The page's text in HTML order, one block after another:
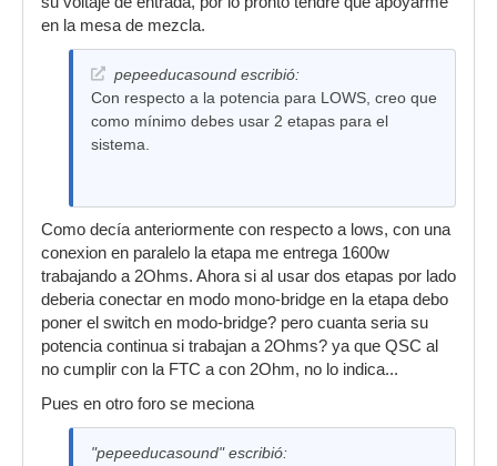
en la mesa de mezcla.
pepeeducasound escribió:
Con respecto a la potencia para LOWS, creo que
como mínimo debes usar 2 etapas para el
sistema.
Como decía anteriormente con respecto a lows, con una
conexion en paralelo la etapa me entrega 1600w
trabajando a 2Ohms. Ahora si al usar dos etapas por lado
deberia conectar en modo mono-bridge en la etapa debo
poner el switch en modo-bridge? pero cuanta seria su
potencia continua si trabajan a 2Ohms? ya que QSC al
no cumplir con la FTC a con 2Ohm, no lo indica...
Pues en otro foro se meciona
"pepeeducasound" escribió: